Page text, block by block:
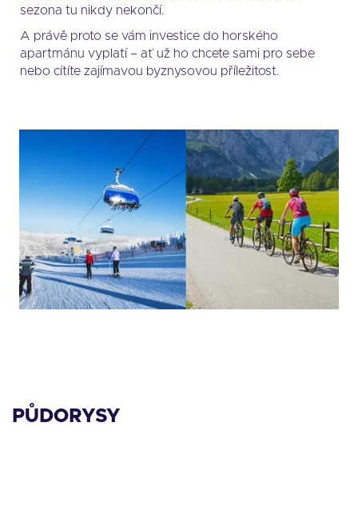
sezona tu nikdy nekončí.
A právě proto se vám investice do horského
apartmánu vyplatí – ať už ho chcete sami pro sebe
nebo cítíte zajímavou byznysovou příležitost.
PŮDORYSY